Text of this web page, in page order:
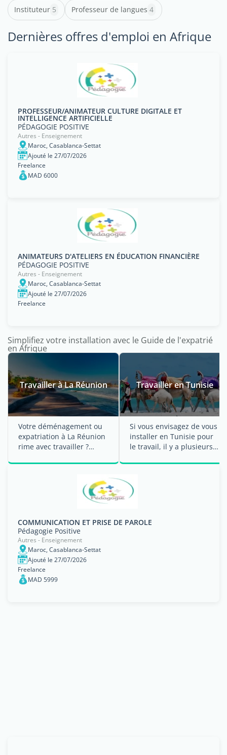
Instituteur 5 Professeur de langues 4
Dernières offres d'emploi en Afrique
PROFESSEUR/ANIMATEUR CULTURE DIGITALE ET
INTELLIGENCE ARTIFICIELLE
PÉDAGOGIE POSITIVE
Autres - Enseignement
Maroc, Casablanca-Settat
Ajouté le 27/07/2026
Freelance
MAD 6000
ANIMATEURS D'ATELIERS EN ÉDUCATION FINANCIÈRE
PÉDAGOGIE POSITIVE
Autres - Enseignement
Maroc, Casablanca-Settat
Ajouté le 27/07/2026
Freelance
Simplifiez votre installation avec le Guide de l'expatrié
en Afrique
Travailler à La Réunion
Votre déménagement ou
expatriation à La Réunion
rime avec travailler ?
Travailler en Tunisie
Si vous envisagez de vous
installer en Tunisie pour
le travail, il y a plusieurs
devrez ...
COMMUNICATION ET PRISE DE PAROLE
Pédagogie Positive
Autres - Enseignement
Maroc, Casablanca-Settat
Ajouté le 27/07/2026
Freelance
MAD 5999